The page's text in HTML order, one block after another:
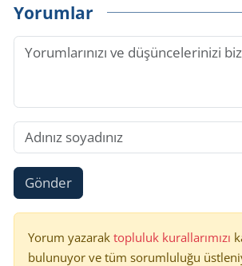
Yorumlar
Gönder
Yorum yazarak topluluk kurallarımızı
bulunuyor ve tüm sorumluluğu